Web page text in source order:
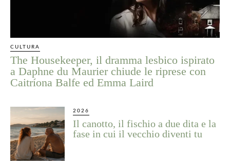
CULTURA
The Housekeeper, il dramma lesbico ispirato
a Daphne du Maurier chiude le riprese con
Caitríona Balfe ed Emma Laird
2026
Il canotto, il fischio a due dita e la
fase in cui il vecchio diventi tu